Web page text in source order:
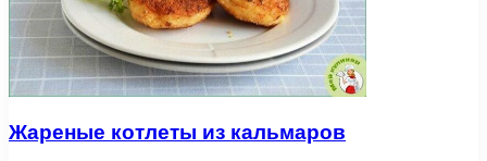
Жареные котлеты из кальмаров